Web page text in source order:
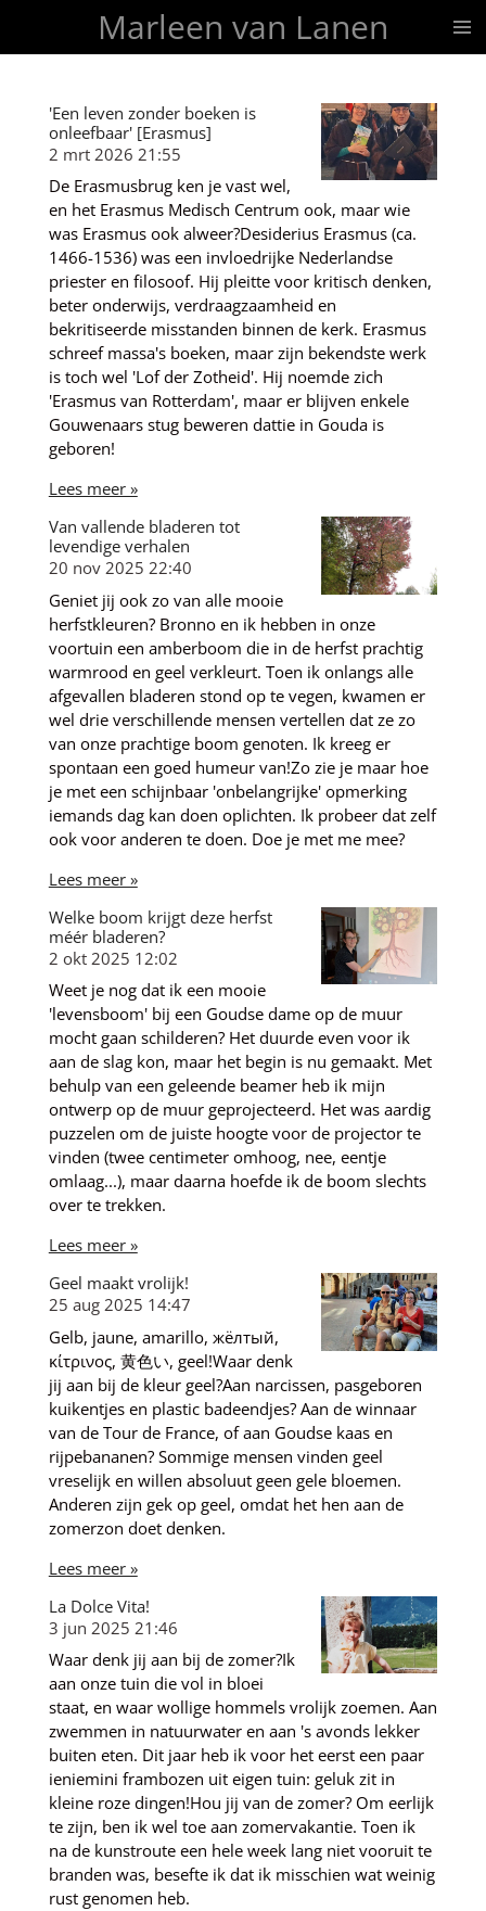
hoofdinhoud
Marleen van Lanen
'Een leven zonder boeken is
onleefbaar' [Erasmus]
2 mrt 2026 21:55
De Erasmusbrug ken je vast wel,
en het Erasmus Medisch Centrum ook, maar wie
was Erasmus ook alweer?Desiderius Erasmus (ca.
1466-1536) was een invloedrijke Nederlandse
priester en filosoof. Hij pleitte voor kritisch denken,
beter onderwijs, verdraagzaamheid en
bekritiseerde misstanden binnen de kerk. Erasmus
schreef massa's boeken, maar zijn bekendste werk
is toch wel 'Lof der Zotheid'. Hij noemde zich
'Erasmus van Rotterdam', maar er blijven enkele
Gouwenaars stug beweren dattie in Gouda is
geboren!
Lees meer »
Van vallende bladeren tot
levendige verhalen
20 nov 2025 22:40
Geniet jij ook zo van alle mooie
herfstkleuren? Bronno en ik hebben in onze
voortuin een amberboom die in de herfst prachtig
warmrood en geel verkleurt. Toen ik onlangs alle
afgevallen bladeren stond op te vegen, kwamen er
wel drie verschillende mensen vertellen dat ze zo
van onze prachtige boom genoten. Ik kreeg er
spontaan een goed humeur van!Zo zie je maar hoe
je met een schijnbaar 'onbelangrijke' opmerking
iemands dag kan doen oplichten. Ik probeer dat zelf
ook voor anderen te doen. Doe je met me mee?
Lees meer »
Welke boom krijgt deze herfst
méér bladeren?
2 okt 2025 12:02
Weet je nog dat ik een mooie
'levensboom' bij een Goudse dame op de muur
mocht gaan schilderen? Het duurde even voor ik
aan de slag kon, maar het begin is nu gemaakt. Met
behulp van een geleende beamer heb ik mijn
ontwerp op de muur geprojecteerd. Het was aardig
puzzelen om de juiste hoogte voor de projector te
vinden (twee centimeter omhoog, nee, eentje
omlaag...), maar daarna hoefde ik de boom slechts
over te trekken.
Lees meer »
Geel maakt vrolijk!
25 aug 2025 14:47
Gelb, jaune, amarillo, жёлтый,
κίτρινος, 黄色い, geel!Waar denk
jij aan bij de kleur geel?Aan narcissen, pasgeboren
kuikentjes en plastic badeendjes? Aan de winnaar
van de Tour de France, of aan Goudse kaas en
rijpebananen? Sommige mensen vinden geel
vreselijk en willen absoluut geen gele bloemen.
Anderen zijn gek op geel, omdat het hen aan de
zomerzon doet denken.
Lees meer »
La Dolce Vita!
3 jun 2025 21:46
Waar denk jij aan bij de zomer?Ik
aan onze tuin die vol in bloei
staat, en waar wollige hommels vrolijk zoemen. Aan
zwemmen in natuurwater en aan 's avonds lekker
buiten eten. Dit jaar heb ik voor het eerst een paar
ieniemini frambozen uit eigen tuin: geluk zit in
kleine roze dingen!Hou jij van de zomer? Om eerlijk
te zijn, ben ik wel toe aan zomervakantie. Toen ik
na de kunstroute een hele week lang niet vooruit te
branden was, besefte ik dat ik misschien wat weinig
rust genomen heb.